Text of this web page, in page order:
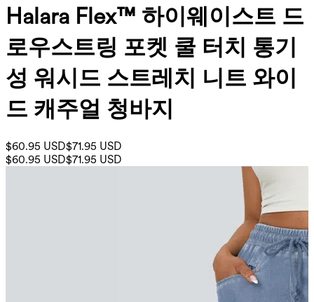
Halara Flex™ 하이웨이스트 드
로우스트링 포켓 쿨 터치 통기
성 워시드 스트레치 니트 와이
드 캐주얼 청바지
$60.95 USD$71.95 USD
$60.95 USD$71.95 USD